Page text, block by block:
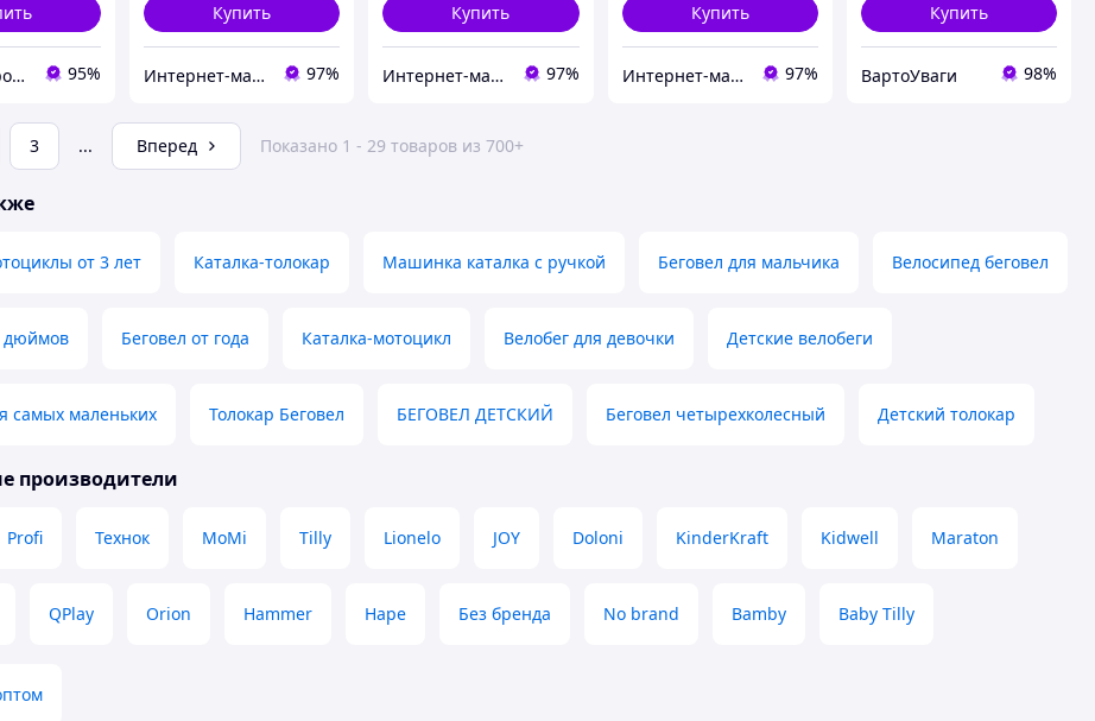
Магазин продукції Латинскої та Північної Америки 95%
Купить
Интернет-магазин "МОЙ ДОМОВОЙ" 97%
Купить
Интернет-магазин "МОЙ ДОМОВОЙ" 97%
Купить
Интернет-магазин "МОЙ ДОМОВОЙ" 97%
Купить
ВартоУваги 98%
3 ... Вперед Показано 1 - 29 товаров из 700+
от 3 лет Каталка-толокар Машинка каталка с ручкой Беговел для мальчика Велосипед беговел
дюймов Беговел от года Каталка-мотоцикл Велобег для девочки Детские велобеги
самых маленьких Толокар Беговел БЕГОВЕЛ ДЕТСКИЙ Беговел четырехколесный Детский толокар
производители
Profi Технок MoMi Tilly Lionelo JOY Doloni KinderKraft Kidwell Maraton
QPlay Orion Hammer Hape Без бренда No brand Bamby Baby Tilly